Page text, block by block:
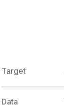
Target
Data